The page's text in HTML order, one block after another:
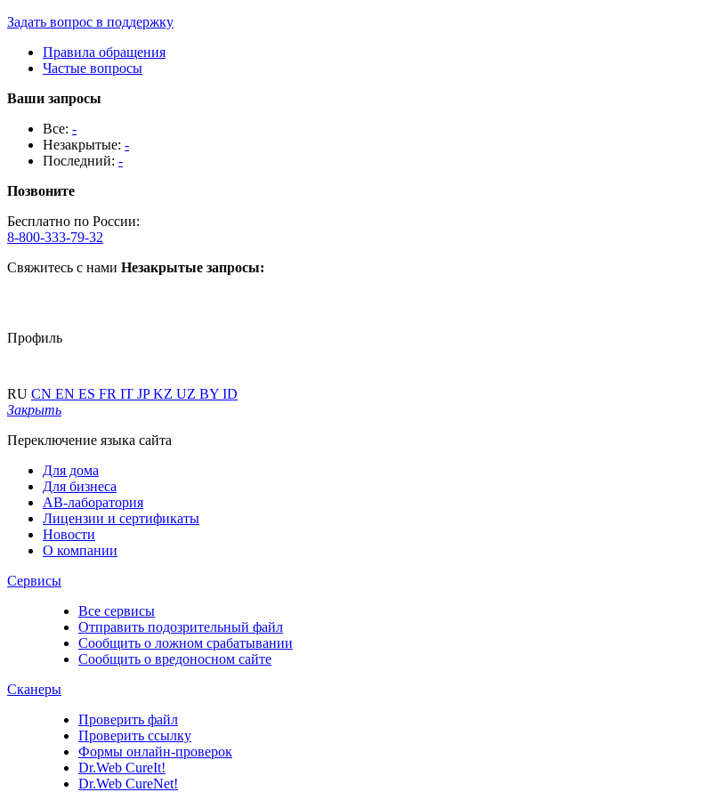
Задать вопрос в поддержку
Правила обращения
Частые вопросы
Ваши запросы
Все: -
Незакрытые: -
Последний: -
Позвоните
Бесплатно по России:
8-800-333-79-32
Свяжитесь с нами Незакрытые запросы:
Профиль
RU CN EN ES FR IT JPKZ UZ BY ID
Закрыть
Переключение языка сайта
Для дома
Для бизнеса
АВ-лаборатория
Лицензии и сертификаты
Новости
О компании
Сервисы
Все сервисы
Отправить подозрительный файл
Сообщить о ложном срабатывании
Сообщить о вредоносном сайте
Сканеры
Проверить файл
Проверить ссылку
Формы онлайн-проверок
Dr.Web CureIt!
Dr.Web CureNet!